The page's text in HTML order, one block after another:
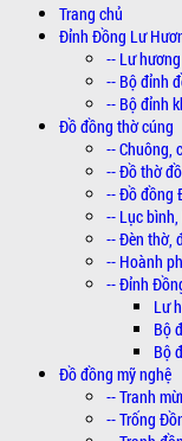
Trang chủ
Đỉnh Đồng Lư
-- Lư
-- Bộ đỉnh
-- Bộ đỉnh
Đồ đồng thờ cúng
-- Chuông,
-- Đồ thờ
-- Đồ đồng
-- Lục
-- Đèn thờ,
-- Hoành
-- Đỉnh
Lư
Bộ
Bộ
Đồ đồng mỹ nghệ
-- Tranh
-- Trống